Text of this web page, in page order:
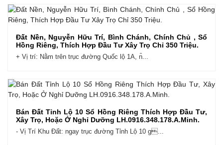
Đất Nền, Nguyễn Hữu Trí, Bình Chánh, Chính Chủ , Sổ
Hồng Riêng, Thích Hợp Đầu Tư Xây Trọ Chỉ 350 Triệu.
+ Vị trí: Nằm trên trục đường Quốc lộ 1A, n̑...
Bán Đất Tỉnh Lộ 10 Sổ Hồng Riêng Thích Hợp Đầu Tư,
Xây Trọ, Hoặc Ở Nghỉ Dưỡng LH.0916.348.178.A.Minh.
- Vị Trí Khu Đất: ngay trục đường Tỉnh Lộ 10 g...